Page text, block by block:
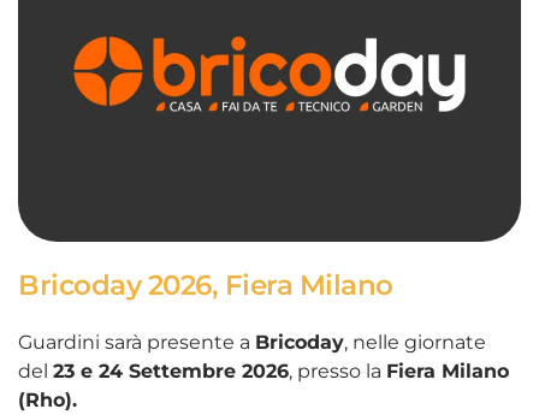
Bricoday 2026, Fiera Milano
Guardini sarà presente a Bricoday, nelle giornate
del 23 e 24 Settembre 2026, presso la Fiera Milano
(Rho).